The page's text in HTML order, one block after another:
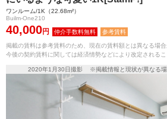
ワンルーム/1K（22.68m²）
Builm-One210
40,000円 参考賃料
掲載の賃料は参考賃料のため、現在の賃料額とは異なる場合
今後の契約賃料に関しては経済情勢などにより改定されるこ
2020年1月30日撮影 ※掲載情報と現状が異なる場